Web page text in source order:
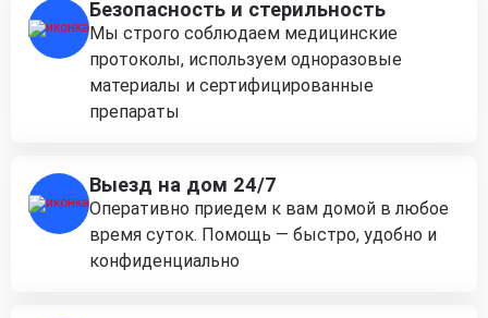
Безопасность и стерильность
Мы строго соблюдаем медицинские
протоколы, используем одноразовые
материалы и сертифицированные
препараты
Выезд на дом 24/7
Оперативно приедем к вам домой в любое
время суток. Помощь — быстро, удобно и
конфиденциально